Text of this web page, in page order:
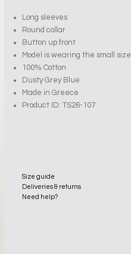
Long sleeves
Round collar
Button up front
Model is wearing the small size
100% Cotton
Dusty Grey Blue
Made in Greece
Product ID: TS26-107
Size guide
Deliveries & returns
Need help?